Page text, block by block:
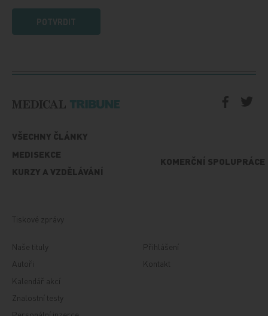
POTVRDIT
VŠECHNY ČLÁNKY
MEDISEKCE
KURZY A VZDĚLÁVÁNÍ
KOMERČNÍ SPOLUPRÁCE
Tiskové zprávy
Naše tituly
Autoři
Kalendář akcí
Znalostní testy
Přihlášení
Kontakt